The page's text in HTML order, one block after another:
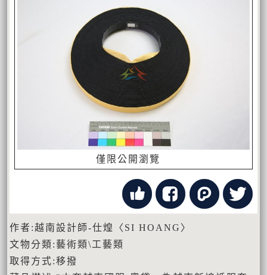
僅限公開瀏覽
作者:越南設計師-仕煌〈SI HOANG〉
文物分類:藝術類\工藝類
取得方式:移撥